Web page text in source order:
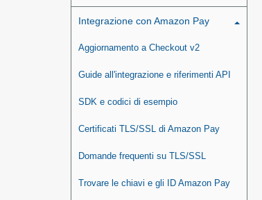
Integrazione con Amazon Pay
Aggiornamento a Checkout v2
Guide all'integrazione e riferimenti API
SDK e codici di esempio
Certificati TLS/SSL di Amazon Pay
Domande frequenti su TLS/SSL
Trovare le chiavi e gli ID Amazon Pay